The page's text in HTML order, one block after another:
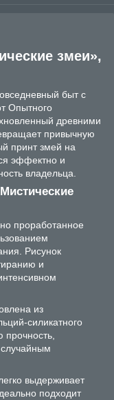
змеи»,
быт с
Опытного
древними
привычную
принт змей на
эффектно и
владельца.
проработанное
Рисунок
и
из
силикатного
прочность,
выдерживает
подходит